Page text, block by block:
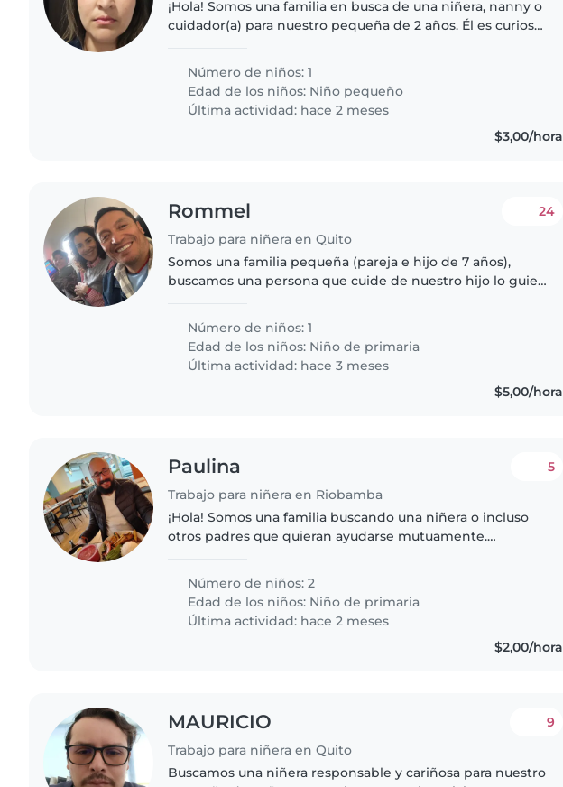
¡Hola! Somos una familia en busca de una niñera, nanny o
cuidador(a) para nuestro pequeña de 2 años. Él es curioso,
cómodo/a con cocinar,..
Número de niños: 1
Edad de los niños: Niño pequeño
Última actividad: hace 2 meses
$3,00/hora
Rommel
Trabajo para niñera en Quito
24
Somos una familia pequeña (pareja e hijo de 7 años),
buscamos una persona que cuide de nuestro hijo lo guie
a sus clases..
Número de niños: 1
Edad de los niños: Niño de primaria
Última actividad: hace 3 meses
$5,00/hora
Paulina
Trabajo para niñera en Riobamba
5
¡Hola! Somos una familia buscando una niñera o incluso
otros padres que quieran ayudarse mutuamente.
curiosidad y amor por el..
Número de niños: 2
Edad de los niños: Niño de primaria
Última actividad: hace 2 meses
$2,00/hora
MAURICIO
Trabajo para niñera en Quito
9
Buscamos una niñera responsable y cariñosa para nuestro